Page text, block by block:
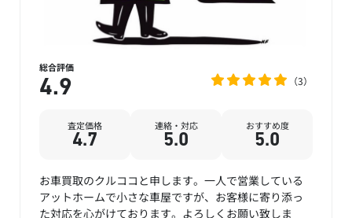
総合評価
4.9 3
査定価格
4.7
連絡・対応
5.0
おすすめ度
5.0
お車買取のクルココと申します。一人で営業している
アットホームで小さな車屋ですが、お客様に寄り添っ
た対応を心がけております。よろしくお願い致しま